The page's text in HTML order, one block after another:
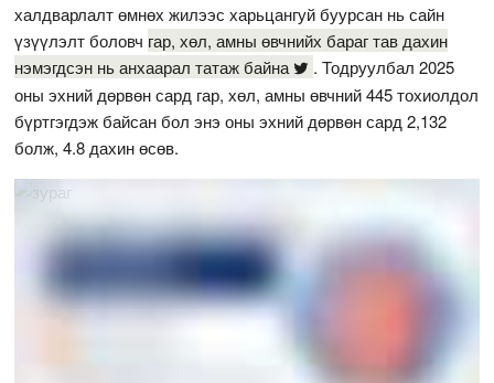
халдварлалт өмнөх жилээс харьцангуй буурсан нь сайн
үзүүлэлт боловч гар, хөл, амны өвчнийх бараг тав дахин
нэмэгдсэн нь анхаарал татаж байна
. Тодруулбал 2025
оны эхний дөрвөн сард гар, хөл, амны өвчний 445 тохиолдол
бүртгэгдэж байсан бол энэ оны эхний дөрвөн сард 2,132
болж, 4.8 дахин өсөв.